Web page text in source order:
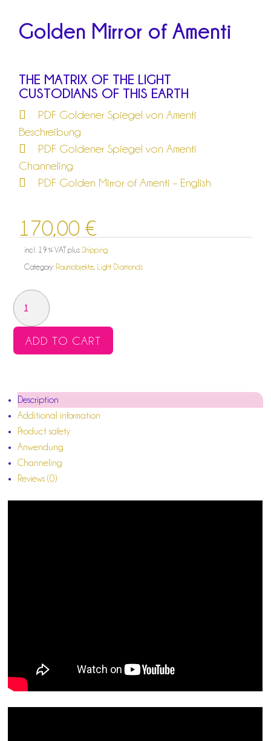
Golden Mirror of Amenti
THE MATRIX OF THE LIGHT
CUSTODIANS OF THIS EARTH
PDF Goldener Spiegel von Amenti
Beschreibung
PDF Goldener Spiegel von Amenti
Channeling
PDF Golden Mirror of Amenti – English
170,00€
incl. 19 % VAT plusShipping
Category: Raumobjekte, Light Diamonds
GOLDENER
SPIEGEL
VON
ADD TO CART
Description
Additional information
Product safety
Anwendung
Channeling
Reviews (0)